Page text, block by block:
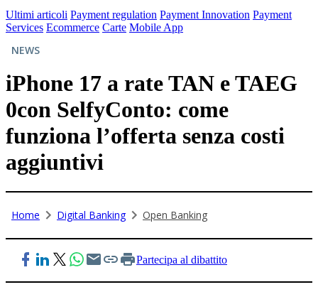
Ultimi articoli Payment regulation Payment Innovation Payment
Services Ecommerce Carte Mobile App
NEWS
iPhone 17 a rate TAN e TAEG
0con SelfyConto: come
funziona l’offerta senza costi
aggiuntivi
Home Digital Banking Open Banking
Partecipa al dibattito